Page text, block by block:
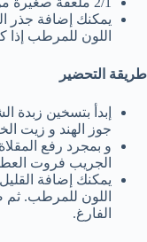
يمكنك إضافة جذر
اللون للمرطب
طريقة التحضير
إبدأ بتسخين
جوز الهند و زيت
و بمجرد رفع
الجريب فروت
يمكنك إضافة
اللون للمرطب.
الفارغ.